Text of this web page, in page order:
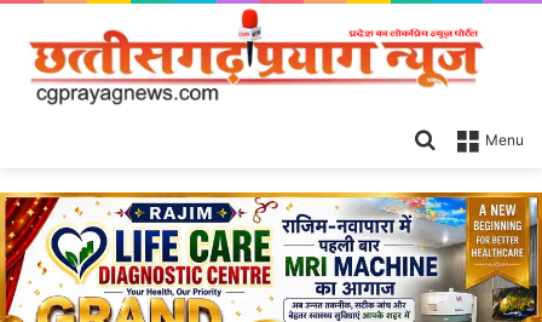
Menu
Search